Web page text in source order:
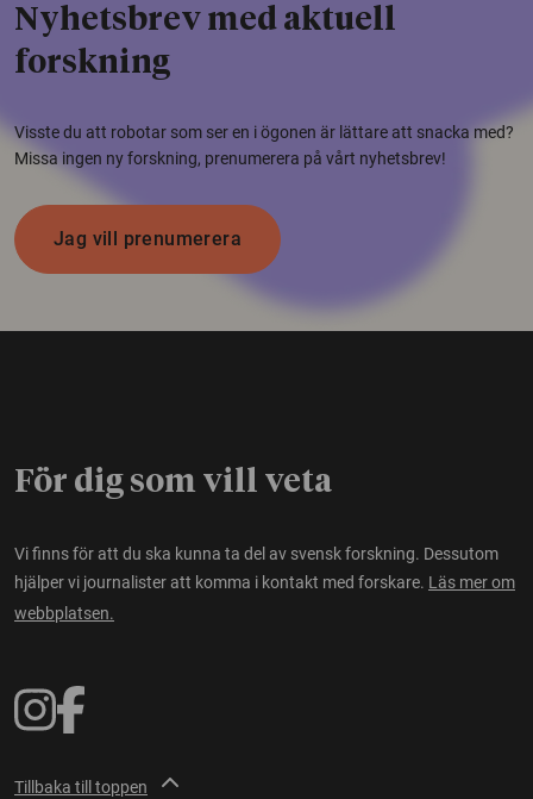
Nyhetsbrev med aktuell
forskning
Visste du att robotar som ser en i ögonen är lättare att snacka med?
Missa ingen ny forskning, prenumerera på vårt nyhetsbrev!
Jag vill prenumerera
För dig som vill veta
Vi finns för att du ska kunna ta del av svensk forskning. Dessutom
hjälper vi journalister att komma i kontakt med forskare. Läs mer om
webbplatsen.
Tillbaka till toppen